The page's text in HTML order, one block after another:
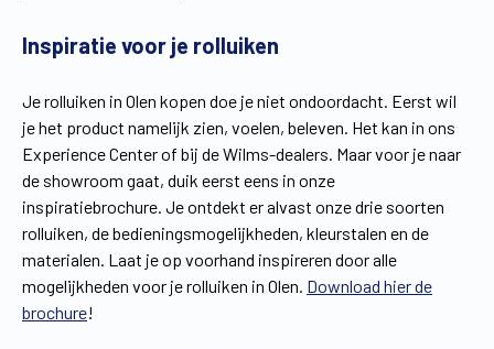
Inspiratie voor je rolluiken
Je rolluiken in Olen kopen doe je niet ondoordacht. Eerst wil
je het product namelijk zien, voelen, beleven. Het kan in ons
Experience Center of bij de Wilms-dealers. Maar voor je naar
de showroom gaat, duik eerst eens in onze
inspiratiebrochure. Je ontdekt er alvast onze drie soorten
rolluiken, de bedieningsmogelijkheden, kleurstalen en de
materialen. Laat je op voorhand inspireren door alle
mogelijkheden voor je rolluiken in Olen. Download hier de
brochure!